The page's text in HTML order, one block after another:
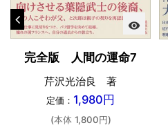
visibility
完全版 人間の運命7
芹沢光治良 著
定価： 1,980円
(本体 1,800円)